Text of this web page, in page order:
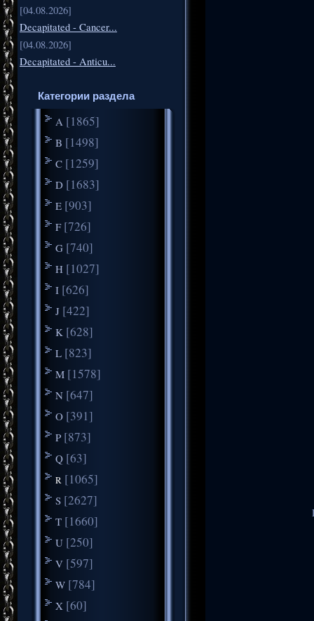
[04.08.2026]
Decapitated - Cancer...
[04.08.2026]
Decapitated - Anticu...
Категории раздела
A [1865]
B [1498]
C [1259]
D [1683]
E [903]
F [726]
G [740]
H [1027]
I [626]
J [422]
K [628]
L [823]
M [1578]
N [647]
O [391]
P [873]
Q [63]
R [1065]
S [2627]
T [1660]
U [250]
V [597]
W [784]
X [60]